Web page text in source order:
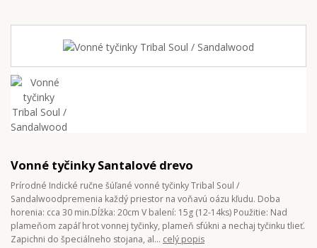
Vonné tyčinky Santalové drevo
Prírodné Indické ručne šúľané vonné tyčinky Tribal Soul /
Sandalwoodpremenia každý priestor na voňavú oázu kľudu. Doba
horenia: cca 30 min.Dĺžka: 20cm V balení: 15g (12-14ks) Použitie: Nad
plameňom zapáľ hrot vonnej tyčinky, plameň sfúkni a nechaj tyčinku tlieť.
Zapichni do špeciálneho stojana, al... celý popis